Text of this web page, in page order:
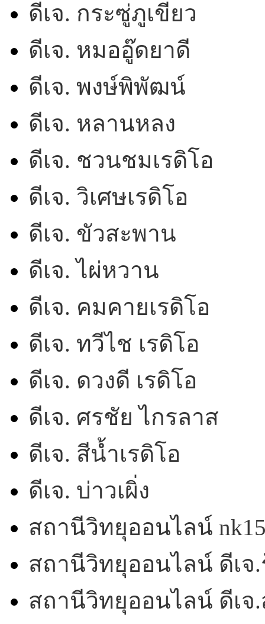
ดีเจ. กระซู่ภูเขียว
ดีเจ. หมออู๊ดยาดี
ดีเจ. พงษ์พิพัฒน์
ดีเจ. หลานหลง
ดีเจ. ชวนชมเรดิโอ
ดีเจ. วิเศษเรดิโอ
ดีเจ. ขัวสะพาน
ดีเจ. ไผ่หวาน
ดีเจ. คมคายเรดิโอ
ดีเจ. ทวีไช เรดิโอ
ดีเจ. ดวงดี เรดิโอ
ดีเจ. ศรชัย ไกรลาส
ดีเจ. สีน้ำเรดิโอ
ดีเจ. บ่าวเผิ่ง
สถานีวิทยุออนไลน์
สถานีวิทยุออนไลน์ ดีเจ
สถานีวิทยุออนไลน์ ดีเ